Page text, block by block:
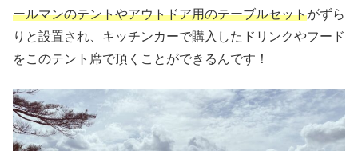
ールマンのテントやアウトドア用のテーブルセットがずら
りと設置され、キッチンカーで購入したドリンクやフード
をこのテント席で頂くことができるんです！